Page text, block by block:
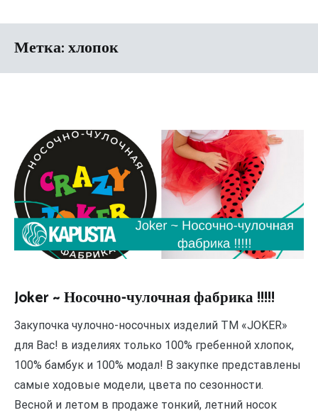
Метка:хлопок
Joker ~ Носочно-чулочная фабрика !!!!!
Закупочка чулочно-носочных изделий ТМ «JОKER»
для Вас! в изделиях только 100% гребенной хлопок,
100% бамбук и 100% модал! В закупке представлены
самые ходовые модели, цвета по сезонности.
Весной и летом в продаже тонкий, летний носок